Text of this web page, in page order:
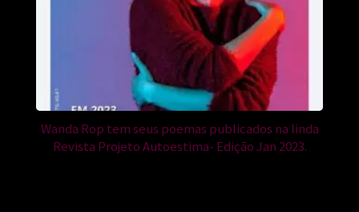
Wanda Rop tem seus poemas publicados na linda
Revista Projeto Autoestima- Edição Jan 2023.